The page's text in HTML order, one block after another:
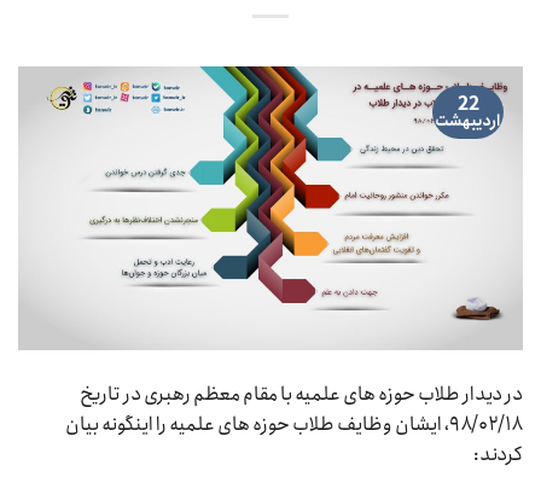
22
اردیبهشت
در دیدار طلاب حوزه های علمیه با مقام معظم رهبری در تاریخ
۹۸/۰۲/۱۸، ایشان وظایف طلاب حوزه های علمیه را اینگونه بیان
کردند: